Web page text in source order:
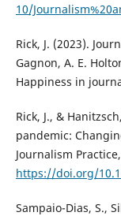
10/
Rick, J. (2023).
Gagnon, A. E.
Happiness in
Rick, J., &
pandemic:
Journalism
https://doi.org/
Sampaio-Dias, S.,